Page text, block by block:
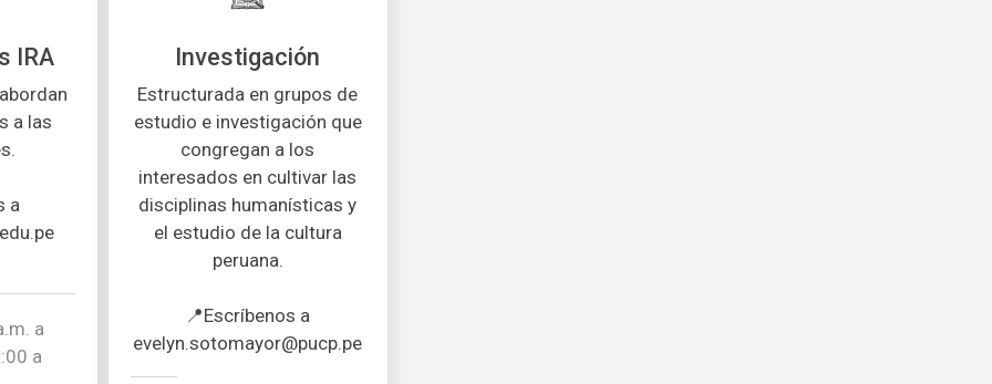
IRA
a las
a
a
a
Investigación
Estructurada en grupos de
estudio e investigación que
congregan a los
interesados en cultivar las
disciplinas humanísticas y
el estudio de la cultura
peruana.
📍Escríbenos a
evelyn.sotomayor@pucp.pe